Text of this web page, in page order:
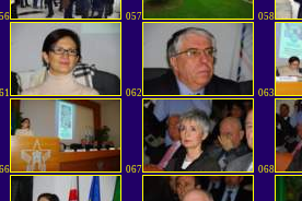
057 058
062 063
067 068